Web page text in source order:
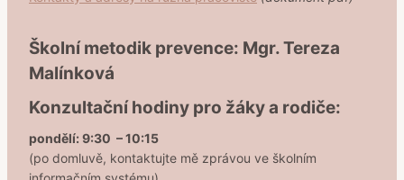
Školní metodik prevence: Mgr. Tereza
Malínková
Konzultační hodiny pro žáky a rodiče:
pondělí: 9:30 – 10:15
(po domluvě, kontaktujte mě zprávou ve školním